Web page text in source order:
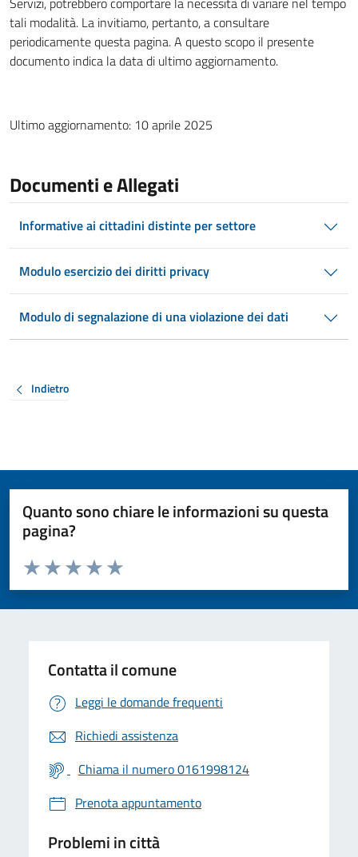
tali modalità. La invitiamo, pertanto, a consultare
periodicamente questa pagina. A questo scopo il presente
documento indica la data di ultimo aggiornamento.
Ultimo aggiornamento: 10 aprile 2025
Documenti e Allegati
Informative ai cittadini distinte per settore
Modulo esercizio dei diritti privacy
Modulo di segnalazione di una violazione dei dati
Indietro
Quanto sono chiare le informazioni su questa
pagina?
Valuta da 1 a 5 stelle la pagina
Valuta 5 stelle su 5
Valuta 4 stelle su 5
Valuta 3 stelle su 5
Valuta 2 stelle su 5
Valuta 1 stelle su 5
Contatta il comune
Leggi le domande frequenti
Richiedi assistenza
Chiama il numero 0161998124
Prenota appuntamento
Problemi in città